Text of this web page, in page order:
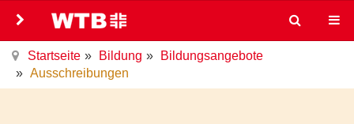
Startseite Bildung
Bildungsangebote
Ausschreibungen